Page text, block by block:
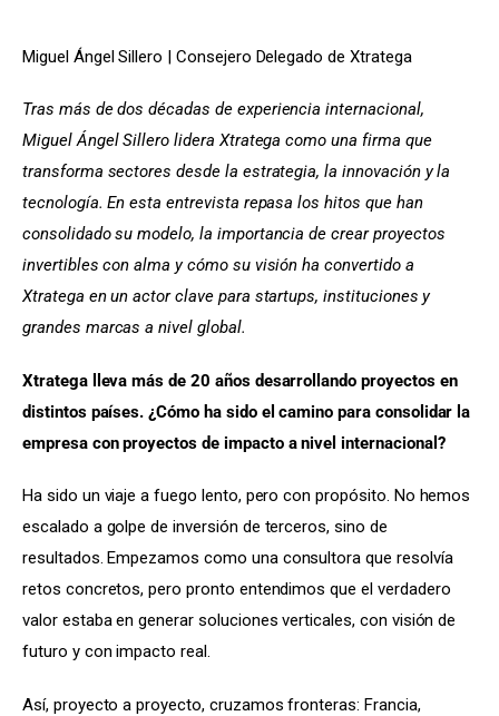
Miguel Ángel Sillero | Consejero Delegado de Xtratega
Tras más de dos décadas de experiencia internacional,
Miguel Ángel Sillero lidera Xtratega como una firma que
transforma sectores desde la estrategia, la innovación y la
tecnología. En esta entrevista repasa los hitos que han
consolidado su modelo, la importancia de crear proyectos
invertibles con alma y cómo su visión ha convertido a
Xtratega en un actor clave para startups, instituciones y
grandes marcas a nivel global.
Xtratega lleva más de 20 años desarrollando proyectos en
distintos países. ¿Cómo ha sido el camino para consolidar la
empresa con proyectos de impacto a nivel internacional?
Ha sido un viaje a fuego lento, pero con propósito. No hemos
escalado a golpe de inversión de terceros, sino de
resultados. Empezamos como una consultora que resolvía
retos concretos, pero pronto entendimos que el verdadero
valor estaba en generar soluciones verticales, con visión de
futuro y con impacto real.
Así, proyecto a proyecto, cruzamos fronteras: Francia,